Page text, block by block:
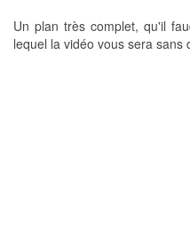
Un plan très complet, qu'il
lequel la vidéo vous sera